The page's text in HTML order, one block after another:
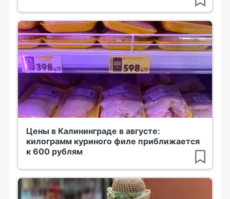
Цены в Калининграде в августе:
килограмм куриного филе приближается
к 600 рублям